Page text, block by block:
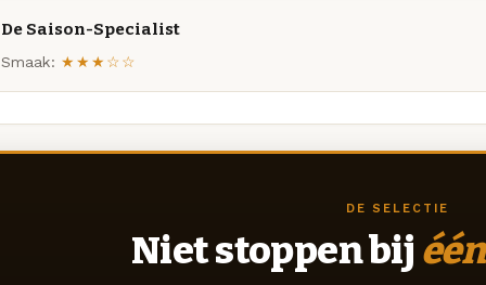
De Saison-Specialist
Smaak: ★★★☆☆
DE SELECTIE
Niet stoppen bij één